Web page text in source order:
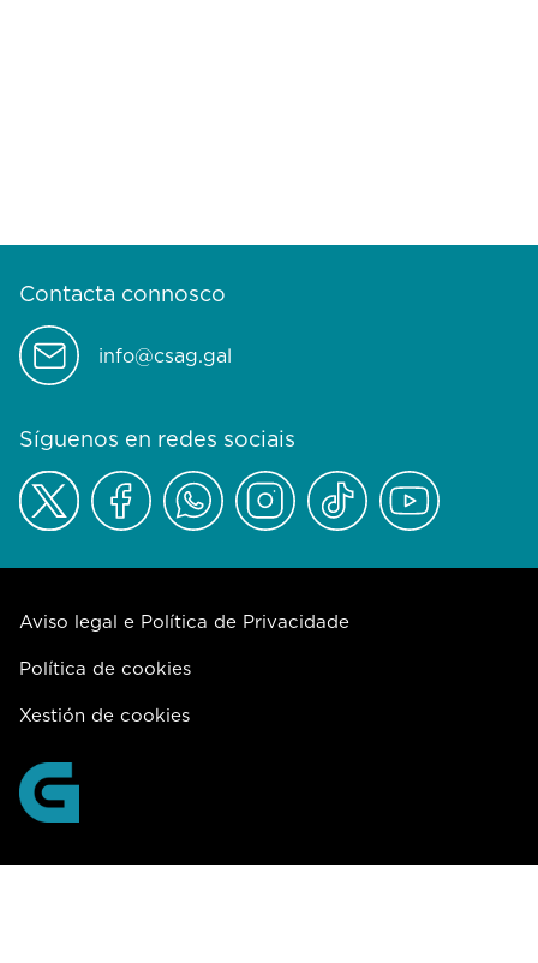
Contacta connosco
info@csag.gal
Síguenos en redes sociais
Aviso legal e Política de Privacidade
Política de cookies
Xestión de cookies